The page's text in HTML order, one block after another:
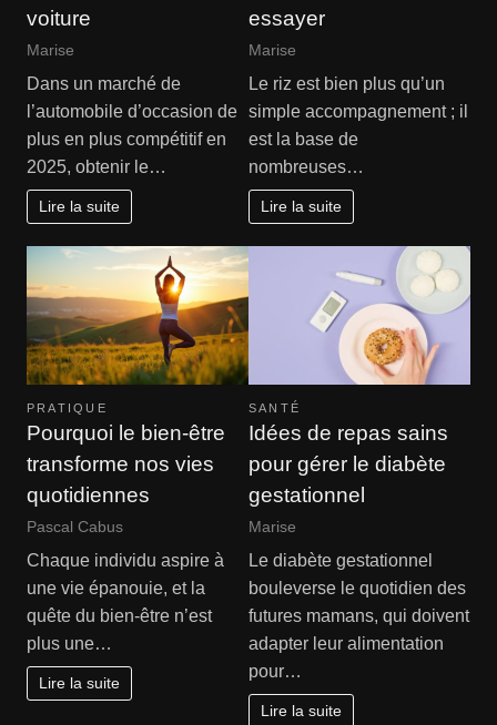
voiture
Marise
Dans un marché de
l’automobile d’occasion de
plus en plus compétitif en
2025, obtenir le…
Lire la suite
essayer
Marise
Le riz est bien plus qu’un
simple accompagnement ; il
est la base de
nombreuses…
Lire la suite
PRATIQUE
Pourquoi le bien-être
transforme nos vies
quotidiennes
Pascal Cabus
Chaque individu aspire à
une vie épanouie, et la
quête du bien-être n’est
plus une…
Lire la suite
SANTÉ
Idées de repas sains
pour gérer le diabète
gestationnel
Marise
Le diabète gestationnel
bouleverse le quotidien des
futures mamans, qui doivent
adapter leur alimentation
pour…
Lire la suite